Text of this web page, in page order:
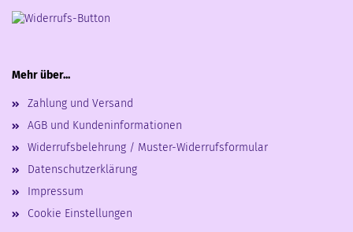
Mehr über...
Zahlung und Versand
AGB und Kundeninformationen
Widerrufsbelehrung / Muster-Widerrufsformular
Datenschutzerklärung
Impressum
Cookie Einstellungen